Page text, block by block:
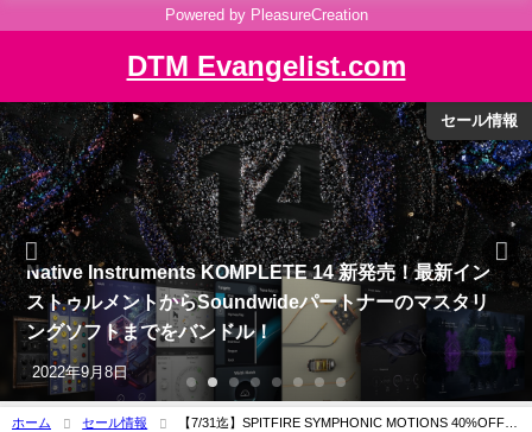
Powered by PleasureCreation
DTM Evangelist.com
DTMシステム考察
Mac Studioを使用したDTMシステムの考察：その
1（Thunderboltが抱え続ける問題点）
2022年4月21日
ホーム セール情報
【7/31迄】SPITFIRE SYMPHONIC MOTIONS 40%OFFセ